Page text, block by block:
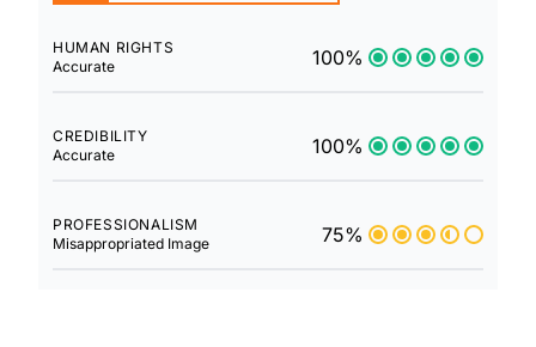
HUMAN RIGHTS
Accurate
100%
CREDIBILITY
Accurate
100%
PROFESSIONALISM
Misappropriated Image
75%